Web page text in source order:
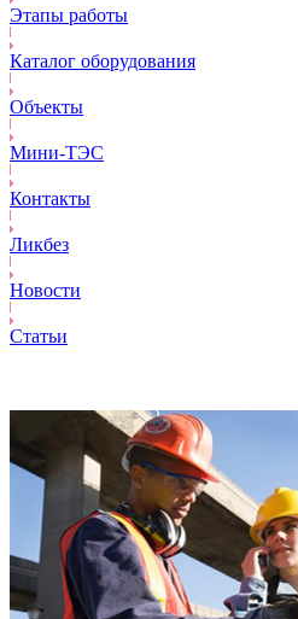
Этапы работы
Каталог оборудования
Объекты
Mини-ТЭС
Контакты
Ликбез
Новости
Статьи